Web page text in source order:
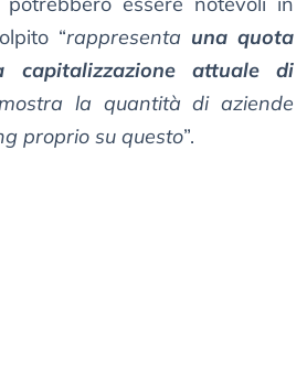
“rappresenta una quota
capitalizzazione attuale di
la quantità di aziende
proprio su questo”.